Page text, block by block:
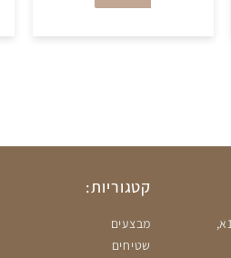
רמת החייל רח' ראול ולנברג 14א,
קטגוריות:
מבצעים
שטיחים